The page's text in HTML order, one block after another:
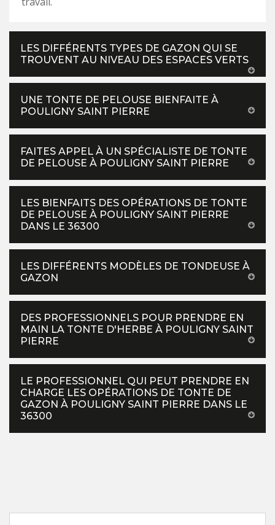
LES DIFFÉRENTS TYPES DE GAZON QUI SE
TROUVENT AU NIVEAU DES ESPACES VERTS
UNE TONTE DE PELOUSE BIENFAITE À
POULIGNY SAINT PIERRE
FAITES APPEL À UN SPÉCIALISTE DE TONTE
DE PELOUSE À POULIGNY SAINT PIERRE
LES BIENFAITS DES OPÉRATIONS DE TONTE
DE PELOUSE À POULIGNY SAINT PIERRE
DANS LE 36300
LES DIFFÉRENTS MODÈLES DE TONDEUSE À
GAZON
DES PROFESSIONNELS POUR PRENDRE EN
MAIN LA TONTE D'HERBE À POULIGNY SAINT
PIERRE
LE PROFESSIONNEL QUI PEUT PRENDRE EN
CHARGE LES OPÉRATIONS DE TONTE DE
GAZON À POULIGNY SAINT PIERRE DANS LE
36300